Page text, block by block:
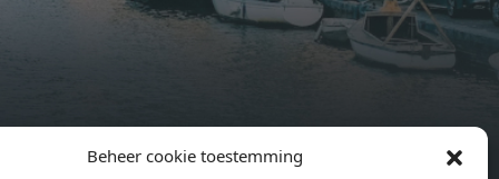
Beheer cookie toestemming
and
wardrobes. High-grade finishes
floor-to-ceiling windows with
layered treatments.Notice:
Pagina’s